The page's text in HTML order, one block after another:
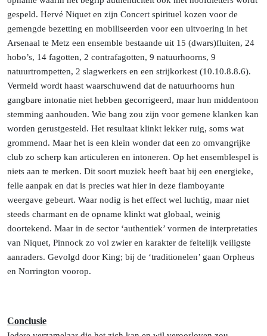
gespeld. Hervé Niquet en zijn Concert spirituel kozen voor de
gemengde bezetting en mobiliseerden voor een uitvoering in het
Arsenaal te Metz een ensemble bestaande uit 15 (dwars)fluiten, 24
hobo’s, 14 fagotten, 2 contrafagotten, 9 natuurhoorns, 9
natuurtrompetten, 2 slagwerkers en een strijkorkest (10.10.8.8.6).
Vermeld wordt haast waarschuwend dat de natuurhoorns hun
gangbare intonatie niet hebben gecorrigeerd, maar hun middentoon
stemming aanhouden. Wie bang zou zijn voor gemene klanken kan
worden gerustgesteld. Het resultaat klinkt lekker ruig, soms wat
grommend. Maar het is een klein wonder dat een zo omvangrijke
club zo scherp kan articuleren en intoneren. Op het ensemblespel is
niets aan te merken. Dit soort muziek heeft baat bij een energieke,
felle aanpak en dat is precies wat hier in deze flamboyante
weergave gebeurt. Waar nodig is het effect wel luchtig, maar niet
steeds charmant en de opname klinkt wat globaal, weinig
doortekend. Maar in de sector ‘authentiek’ vormen de interpretaties
van Niquet, Pinnock zo vol zwier en karakter de feitelijk veiligste
aanraders. Gevolgd door King; bij de ‘traditionelen’ gaan Orpheus
en Norrington voorop.
Conclusie